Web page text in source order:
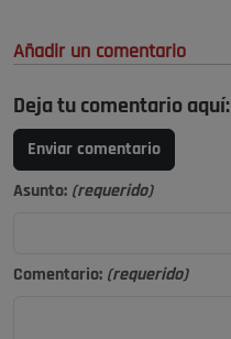
Añadir un comentario
Deja tu comentario aquí:
Enviar comentario
Asunto: (requerido)
Comentario: (requerido)